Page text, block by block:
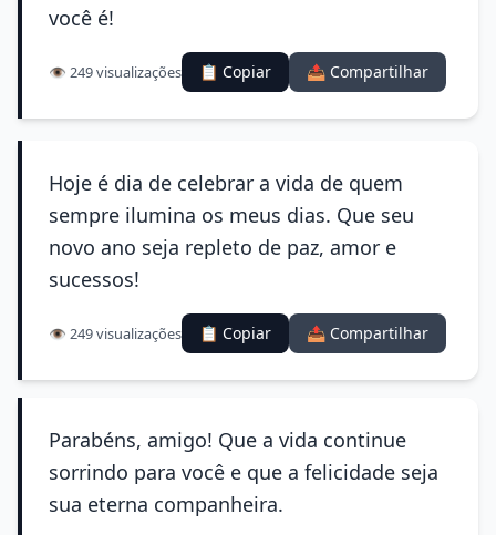
você é!
👁️ 249 visualizações 📋 Copiar 📤 Compartilhar
Hoje é dia de celebrar a vida de quem
sempre ilumina os meus dias. Que seu
novo ano seja repleto de paz, amor e
sucessos!
👁️ 249 visualizações 📋 Copiar 📤 Compartilhar
Parabéns, amigo! Que a vida continue
sorrindo para você e que a felicidade seja
sua eterna companheira.